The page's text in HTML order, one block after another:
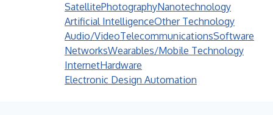
SatellitePhotographyNanotechnology
Artificial IntelligenceOther Technology
Audio/VideoTelecommunicationsSoftware
NetworksWearables/Mobile Technology
InternetHardware
Electronic Design Automation